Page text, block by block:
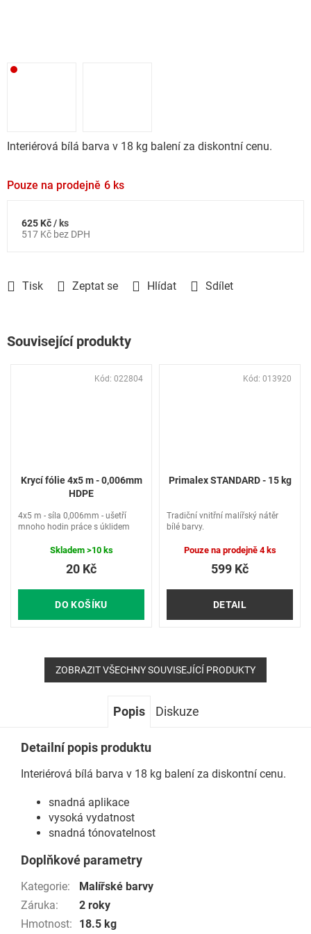
Pouze na prodejně 6 ks
Interiérová bílá barva v 18 kg balení za diskontní cenu.
Tisk Zeptat se Hlídat Sdílet
625 Kč/ ks
517 Kč bez DPH
Měrná
Související produkty
Krycí fólie 4x5 m - 0,006mm
HDPE
20 Kč
DO KOŠÍKU
4x5 m - síla 0,006mm - ušetří
mnoho hodin práce s úklidem
Skladem >10 ks
Kód: 022804
Primalex STANDARD - 15 kg
599 Kč
DETAIL
Tradiční vnitřní malířský nátěr
bílé barvy.
Pouze na prodejně 4 ks
Kód: 013920
ZOBRAZIT VŠECHNY SOUVISEJÍCÍ PRODUKTY
Popis Diskuze
Detailní popis produktu
Interiérová bílá barva v 18 kg balení za diskontní cenu.
snadná aplikace
vysoká vydatnost
snadná tónovatelnost
Doplňkové parametry
Kategorie:
Malířské barvy
Záruka:
2 roky
Hmotnost:
18.5 kg